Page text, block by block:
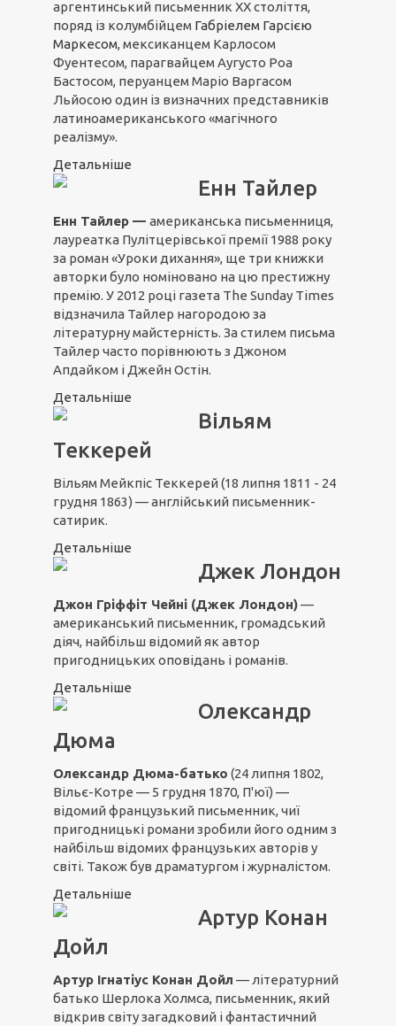
аргентинський письменник ХХ століття,
поряд із колумбійцем Габріелем Гарсією
Маркесом, мексиканцем Карлосом
Фуентесом, парагвайцем Аугусто Роа
Бастосом, перуанцем Маріо Варгасом
Льйосою один із визначних представників
латиноамериканського «магічного
реалізму».
Детальніше
Енн Тайлер
Енн Тайлер — американська письменниця,
лауреатка Пулітцерівської премії 1988 року
за роман «Уроки дихання», ще три книжки
авторки було номіновано на цю престижну
премію. У 2012 році газета The Sunday Times
відзначила Тайлер нагородою за
літературну майстерність. За стилем письма
Тайлер часто порівнюють з Джоном
Апдайком і Джейн Остін.
Детальніше
Вільям
Теккерей
Вільям Мейкпіс Теккерей (18 липня 1811 - 24
грудня 1863) — англійський письменник-
сатирик.
Детальніше
Джек Лондон
Джон Гріффіт Чейні (Джек Лондон)—
американський письменник, громадський
діяч, найбільш відомий як автор
пригодницьких оповідань і романів.
Детальніше
Олександр
Дюма
Олександр Дюма-батько (24 липня 1802,
Вільє-Котре — 5 грудня 1870, П'юї) —
відомий французький письменник, чиї
пригодницькі романи зробили його одним з
найбільш відомих французьких авторів у
світі. Також був драматургом і журналістом.
Детальніше
Артур Конан
Дойл
Артур Ігнатіус Конан Дойл — літературний
батько Шерлока Холмса, письменник, який
відкрив світу загадковий і фантастичний